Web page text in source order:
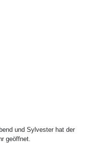
und Sylvester hat der
geöffnet.